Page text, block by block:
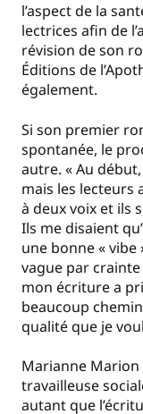
l’aspect de la
lectrices afin de
révision de son
Éditions de
également.
Si son premier
spontanée, le
autre. « Au
mais les lecteurs
à deux voix et ils
Ils me disaient
une bonne «
vague par crainte
mon écriture a
beaucoup
qualité que je
Marianne
travailleuse
autant que